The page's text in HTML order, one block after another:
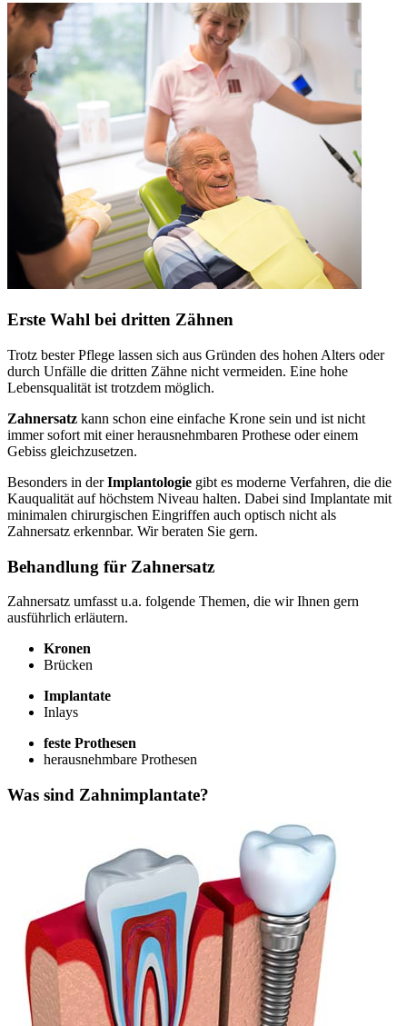
Erste Wahl bei dritten Zähnen
Trotz bester Pflege lassen sich aus Gründen des hohen Alters oder
durch Unfälle die dritten Zähne nicht vermeiden. Eine hohe
Lebensqualität ist trotzdem möglich.
Zahnersatz kann schon eine einfache Krone sein und ist nicht
immer sofort mit einer herausnehmbaren Prothese oder einem
Gebiss gleichzusetzen.
Besonders in derImplantologie gibt es moderne Verfahren, die die
Kauqualität auf höchstem Niveau halten. Dabei sind Implantate mit
minimalen chirurgischen Eingriffen auch optisch nicht als
Zahnersatz erkennbar. Wir beraten Sie gern.
Behandlung für Zahnersatz
Zahnersatz umfasst u.a. folgende Themen, die wir Ihnen gern
ausführlich erläutern.
Kronen
Brücken
Implantate
Inlays
feste Prothesen
herausnehmbare Prothesen
Was sind Zahnimplantate?